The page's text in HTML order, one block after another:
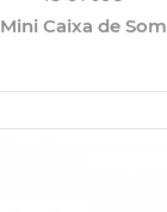
Mini Caixa de Som